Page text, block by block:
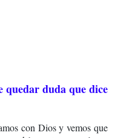
quedar duda que dice
con Dios y vemos que